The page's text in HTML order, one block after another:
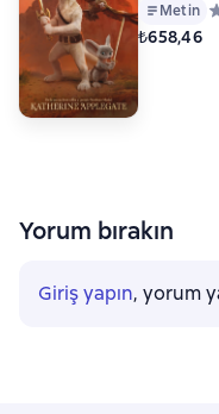
Metin
₺658,46
Yorum bırakın
Giriş yapın, yorum